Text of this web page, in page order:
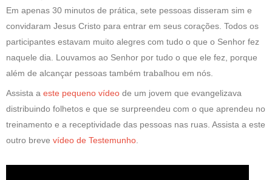
Em apenas 30 minutos de prática, sete pessoas disseram sim e
convidaram Jesus Cristo para entrar em seus corações. Todos os
participantes estavam muito alegres com tudo o que o Senhor fez
naquele dia. Louvamos ao Senhor por tudo o que ele fez, porque
além de alcançar pessoas também trabalhou em nós.
Assista a este pequeno vídeo de um jovem que evangelizava
distribuindo folhetos e que se surpreendeu com o que aprendeu no
treinamento e a receptividade das pessoas nas ruas. Assista a este
outro breve vídeo de Testemunho